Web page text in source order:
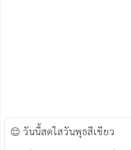
😌 วันนี้สดใสวันพุธสีเขียว